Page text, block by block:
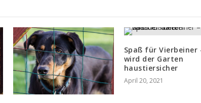
Spaß für Vierbeiner
wird der Garten
haustiersicher
April 20, 2021